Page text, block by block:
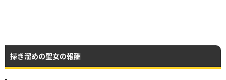
掃き溜めの聖女の報酬